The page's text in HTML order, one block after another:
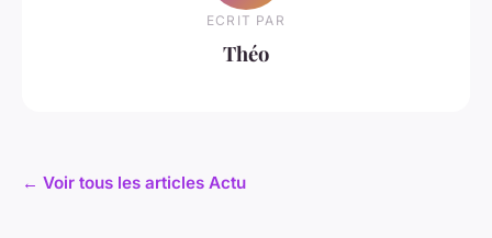
ECRIT PAR
Théo
← Voir tous les articles Actu